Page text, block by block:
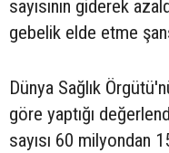
sayısının giderek
gebelik elde etme
Dünya Sağlık
göre yaptığı
sayısı 60 milyondan